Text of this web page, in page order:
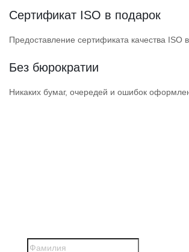
Сертификат ISO в подарок
Предоставление сертификата качества ISO
Без бюрократии
Никаких бумаг, очередей и ошибок